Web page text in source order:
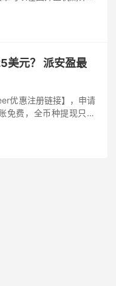
美元？ 派安盈最
优惠注册链接】，申请
免费，全币种提现只收